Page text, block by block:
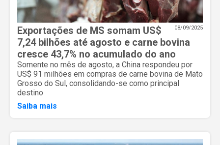
08/09/2025
Exportações de MS somam US$
7,24 bilhões até agosto e carne bovina
cresce 43,7% no acumulado do ano
Somente no mês de agosto, a China respondeu por
US$ 91 milhões em compras de carne bovina de Mato
Grosso do Sul, consolidando-se como principal
destino
Saiba mais